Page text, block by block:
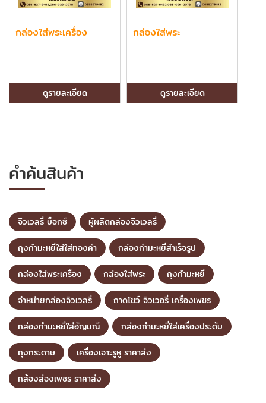
กล่องใส่พระเครื่อง
ดูรายละเอียด
กล่องใส่พระ
ดูรายละเอียด
คำค้นสินค้า
จิวเวลรี่ บ็อกซ์
ผู้ผลิตกล่องจิวเวลรี่
ถุงกำมะหยี่ใส่ใส่ทองคำ
กล่องกำมะหยี่สำเร็จรูป
กล่องใส่พระเครื่อง
กล่องใส่พระ
ถุงกำมะหยี่
จำหน่ายกล่องจิวเวลรี่
ถาดโชว์ จิวเวอรี่ เครื่องเพชร
กล่องกำมะหยี่ใส่อัญมณี
กล่องกำมะหยี่ใส่เครื่องประดับ
ถุงกระดาษ
เครื่องเจาะรูหู ราคาส่ง
กล้องส่องเพชร ราคาส่ง